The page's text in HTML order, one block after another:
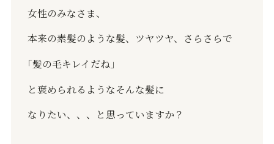
女性のみなさま、
本来の素髪のような髪、ツヤツヤ、さらさらで
｢髪の毛キレイだね」
と褒められるようなそんな髪に
なりたい、、、と思っていますか？